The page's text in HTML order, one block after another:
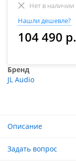
Нет в наличии
Нашли дешевле?
104 490 р.
Бренд
JL Audio
Описание
Задать вопрос